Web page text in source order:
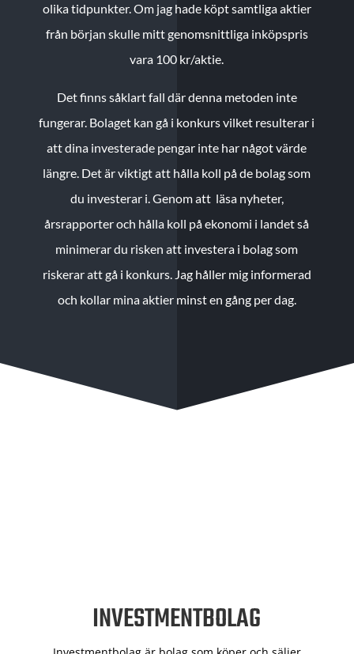
olika tidpunkter. Om jag hade köpt samtliga aktier
från början skulle mitt genomsnittliga inköpspris
vara 100 kr/aktie.
Det finns såklart fall där denna metoden inte
fungerar. Bolaget kan gå i konkurs vilket resulterar i
att dina investerade pengar inte har något värde
längre. Det är viktigt att hålla koll på de bolag som
du investerar i. Genom att läsa nyheter,
årsrapporter och hålla koll på ekonomi i landet så
minimerar du risken att investera i bolag som
riskerar att gå i konkurs. Jag håller mig informerad
och kollar mina aktier minst en gång per dag.
INVESTMENTBOLAG